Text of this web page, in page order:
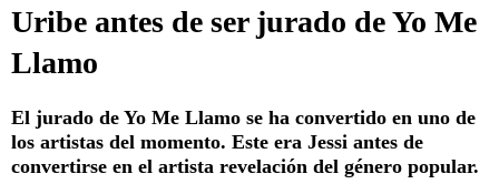
Uribe antes de ser jurado de Yo Me
Llamo
El jurado de Yo Me Llamo se ha convertido en uno de
los artistas del momento. Este era Jessi antes de
convertirse en el artista revelación del género popular.